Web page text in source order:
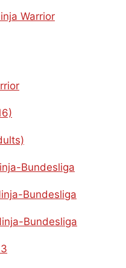
Warrior
Bundesliga
Bundesliga
Bundesliga